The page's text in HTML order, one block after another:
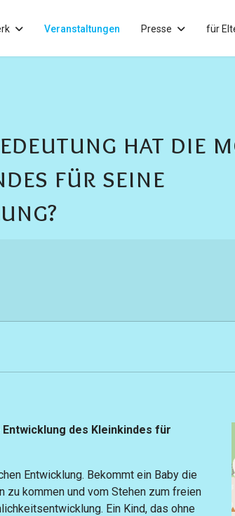
Veranstaltungen Presse für
hat die
für seine
des Kleinkindes für
Entwicklung. Bekommt ein Baby die
zu kommen und vom Stehen zum freien
Ein Kind, das ohne